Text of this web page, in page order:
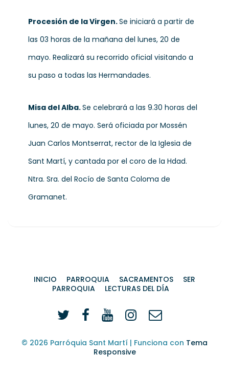
Procesión de la Virgen.Se iniciará a partir de
las 03 horas de la mañana del lunes, 20 de
mayo. Realizará su recorrido oficial visitando a
su paso a todas las Hermandades.
Misa del Alba.Se celebrará a las 9.30 horas del
lunes, 20 de mayo. Será oficiada por Mossén
Juan Carlos Montserrat, rector de la Iglesia de
Sant Martí, y cantada por el coro de la Hdad.
Ntra. Sra. del Rocío de Santa Coloma de
Gramanet.
INICIO PARROQUIA SACRAMENTOS
SER
PARROQUIA
LECTURAS DEL DÍA
© 2026 Parróquia Sant Martí | Funciona con Tema
Responsive